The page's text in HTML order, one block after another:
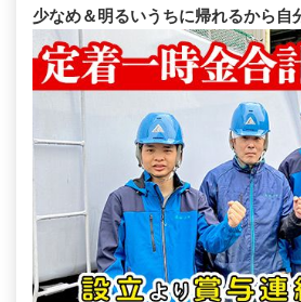
少なめ＆明るいうちに帰れるから